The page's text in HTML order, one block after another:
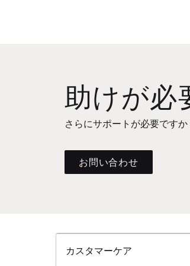
助けが必
さらにサポートが必要です
お問い合わせ
カスタマーケア